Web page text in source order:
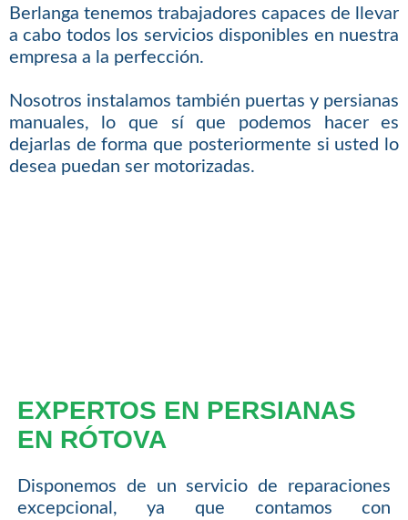
Berlanga tenemos trabajadores capaces de llevar
a cabo todos los servicios disponibles en nuestra
empresa a la perfección.
Nosotros instalamos también puertas y persianas
manuales, lo que sí que podemos hacer es
dejarlas de forma que posteriormente si usted lo
desea puedan ser motorizadas.
EXPERTOS EN PERSIANAS
EN RÓTOVA
Disponemos de un servicio de reparaciones
excepcional, ya que contamos con